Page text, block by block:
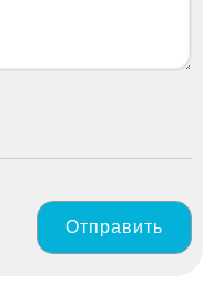
Отправить